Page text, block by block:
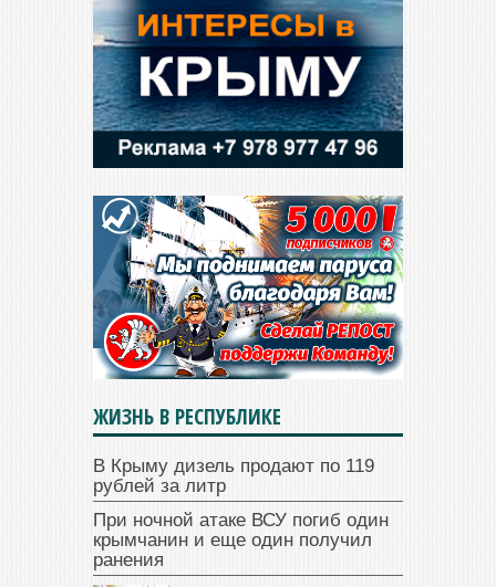
ЖИЗНЬ В РЕСПУБЛИКЕ
В Крыму дизель продают по 119
рублей за литр
При ночной атаке ВСУ погиб один
крымчанин и еще один получил
ранения